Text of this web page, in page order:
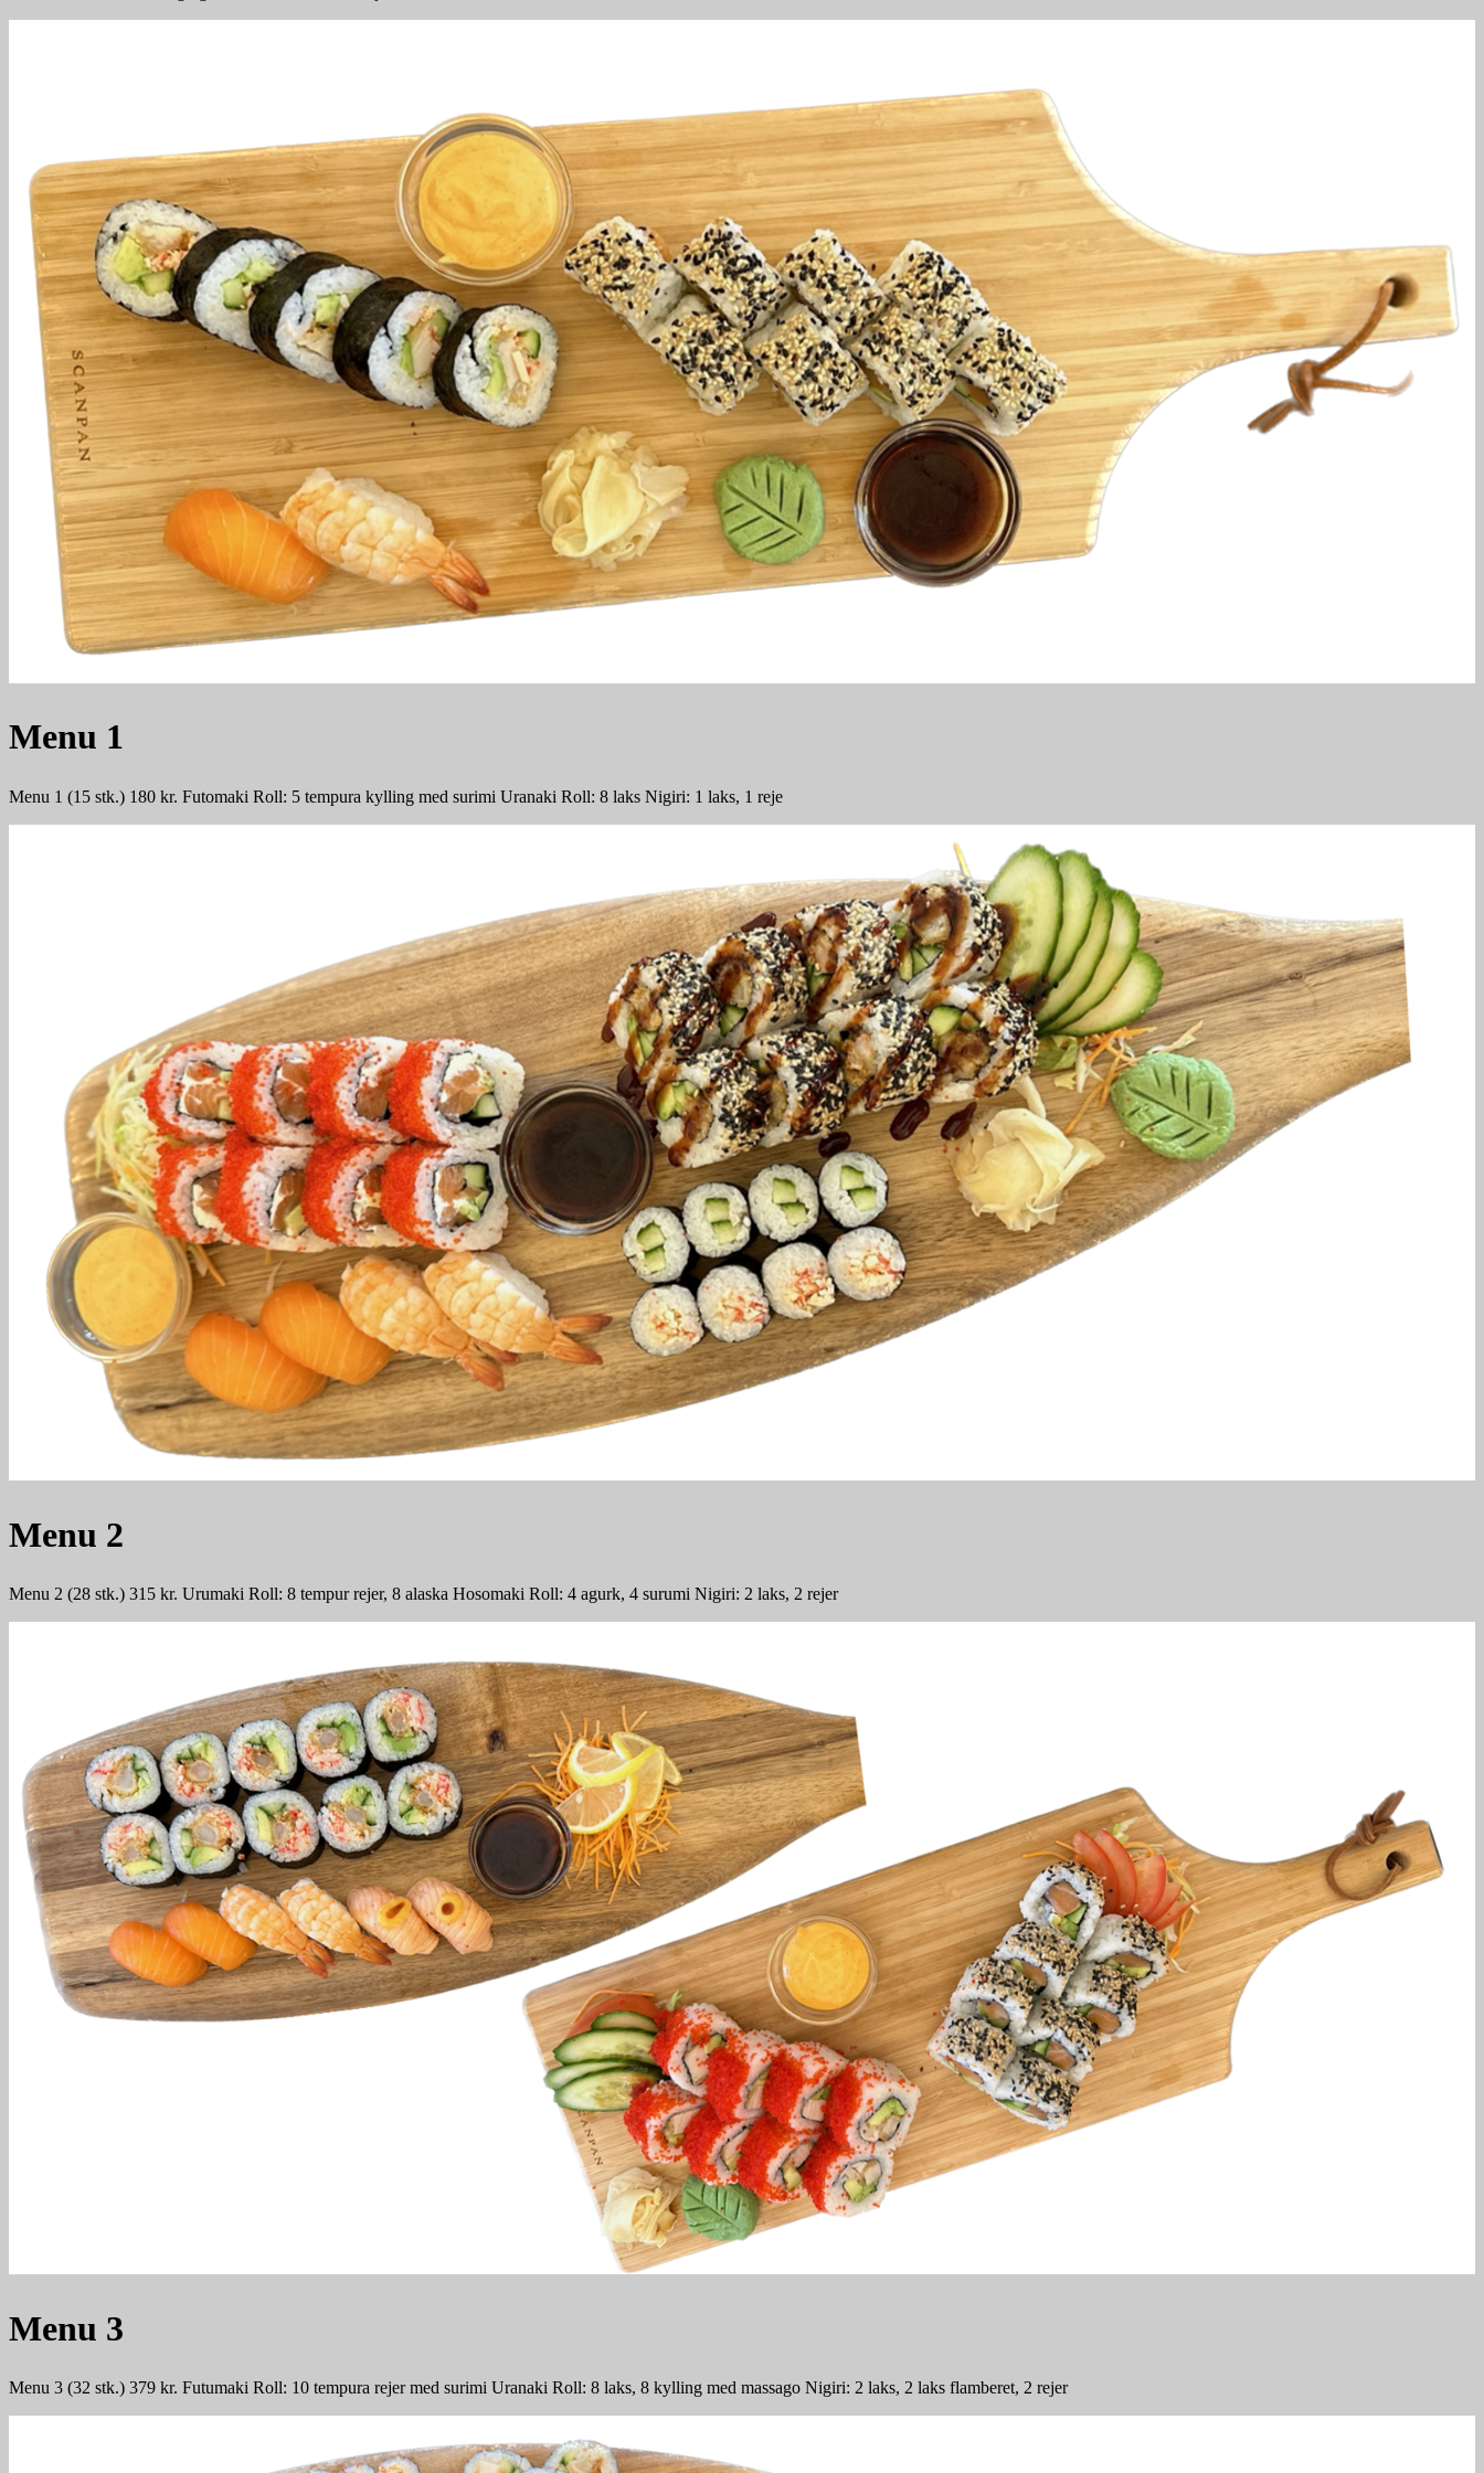
Menu 1
Menu 1 (15 stk.) 180 kr. Futomaki Roll: 5 tempura kylling med surimi Uranaki Roll: 8 laks Nigiri: 1 laks, 1 reje
Menu 2
Menu 2 (28 stk.) 315 kr. Urumaki Roll: 8 tempur rejer, 8 alaska Hosomaki Roll: 4 agurk, 4 surumi Nigiri: 2 laks, 2 rejer
Menu 3
Menu 3 (32 stk.) 379 kr. Futumaki Roll: 10 tempura rejer med surimi Uranaki Roll: 8 laks, 8 kylling med massago Nigiri: 2 laks, 2 laks flamberet, 2 rejer